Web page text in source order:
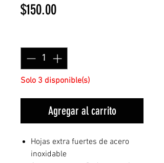
$150.00Precio
Solo 3 disponible(s)
Agregar al carrito
Hojas extra fuertes de acero
inoxidable